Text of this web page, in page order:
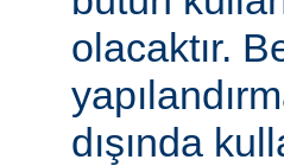
olacaktır.
dışında